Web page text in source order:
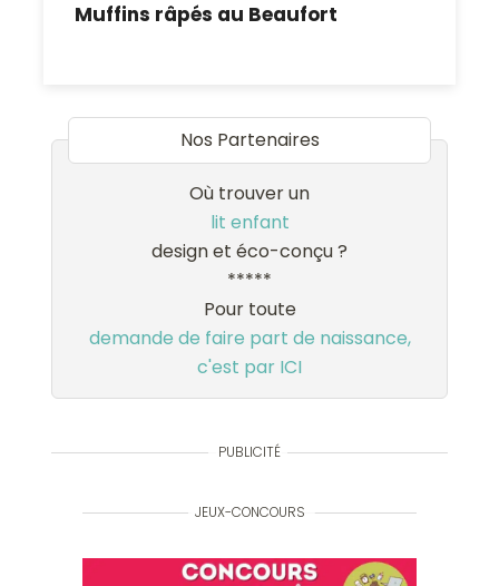
Muffins râpés au Beaufort
Nos Partenaires
Où trouver un
lit enfant
design et éco-conçu ?
*****
Pour toute
demande de faire part de naissance,
c'est par ICI
PUBLICITÉ
JEUX-CONCOURS